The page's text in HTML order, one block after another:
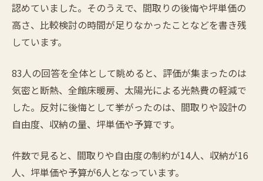
認めていました。そのうえで、間取りの後悔や坪単価の
高さ、比較検討の時間が足りなかったことなどを書き残
しています。
83人の回答を全体として眺めると、評価が集まったのは
気密と断熱、全館床暖房、太陽光による光熱費の軽減で
した。反対に後悔として挙がったのは、間取りや設計の
自由度、収納の量、坪単価や予算です。
件数で見ると、間取りや自由度の制約が14人、収納が16
人、坪単価や予算が6人となっています。